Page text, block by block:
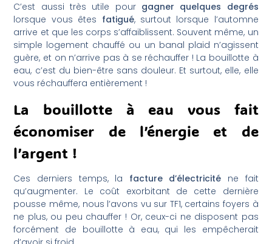
C’est aussi très utile pour gagner quelques degrés
lorsque vous êtes fatigué, surtout lorsque l’automne
arrive et que les corps s’affaiblissent. Souvent même, un
simple logement chauffé ou un banal plaid n’agissent
guère, et on n’arrive pas à se réchauffer ! La bouillotte à
eau, c’est du bien-être sans douleur. Et surtout, elle, elle
vous réchauffera entièrement !
La bouillotte à eau vous fait
économiser de l’énergie et de
l’argent !
Ces derniers temps, la facture d’électricité ne fait
qu’augmenter. Le coût exorbitant de cette dernière
pousse même, nous l’avons vu sur TF1, certains foyers à
ne plus, ou peu chauffer ! Or, ceux-ci ne disposent pas
forcément de bouillotte à eau, qui les empêcherait